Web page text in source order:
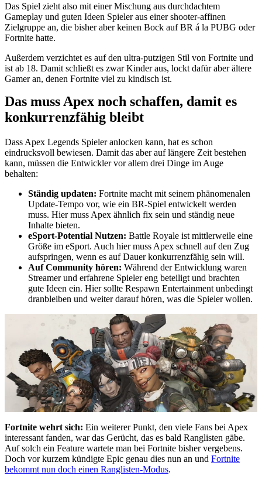
Das Spiel zieht also mit einer Mischung aus durchdachtem
Gameplay und guten Ideen Spieler aus einer shooter-affinen
Zielgruppe an, die bisher aber keinen Bock auf BR á la PUBG oder
Fortnite hatte.
Außerdem verzichtet es auf den ultra-putzigen Stil von Fortnite und
ist ab 18. Damit schließt es zwar Kinder aus, lockt dafür aber ältere
Gamer an, denen Fortnite viel zu kindisch ist.
Das muss Apex noch schaffen, damit es
konkurrenzfähig bleibt
Dass Apex Legends Spieler anlocken kann, hat es schon
eindrucksvoll bewiesen. Damit das aber auf längere Zeit bestehen
kann, müssen die Entwickler vor allem drei Dinge im Auge
behalten:
Ständig updaten: Fortnite macht mit seinem phänomenalen
Update-Tempo vor, wie ein BR-Spiel entwickelt werden
muss. Hier muss Apex ähnlich fix sein und ständig neue
Inhalte bieten.
eSport-Potential Nutzen: Battle Royale ist mittlerweile eine
Größe im eSport. Auch hier muss Apex schnell auf den Zug
aufspringen, wenn es auf Dauer konkurrenzfähig sein will.
Auf Community hören: Während der Entwicklung waren
Streamer und erfahrene Spieler eng beteiligt und brachten
gute Ideen ein. Hier sollte Respawn Entertainment unbedingt
dranbleiben und weiter darauf hören, was die Spieler wollen.
Fortnite wehrt sich: Ein weiterer Punkt, den viele Fans bei Apex
interessant fanden, war das Gerücht, das es bald Ranglisten gäbe.
Auf solch ein Feature wartete man bei Fortnite bisher vergebens.
Doch vor kurzem kündigte Epic genau dies nun an und Fortnite
bekommt nun doch einen Ranglisten-Modus.